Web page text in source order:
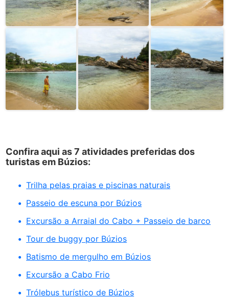
Confira aqui as 7 atividades preferidas dos
turistas em Búzios:
Trilha pelas praias e piscinas naturais
Passeio de escuna por Búzios
Excursão a Arraial do Cabo + Passeio de barco
Tour de buggy por Búzios
Batismo de mergulho em Búzios
Excursão a Cabo Frio
Trólebus turístico de Búzios